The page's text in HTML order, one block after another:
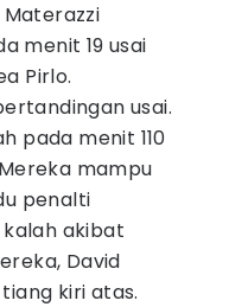
menit 19 usai
Pirlo.
usai.
pada menit 110
mampu
penalti
kalah akibat
David
kiri atas.